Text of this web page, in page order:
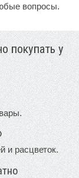
вопросы.
покупать у
и расцветок.